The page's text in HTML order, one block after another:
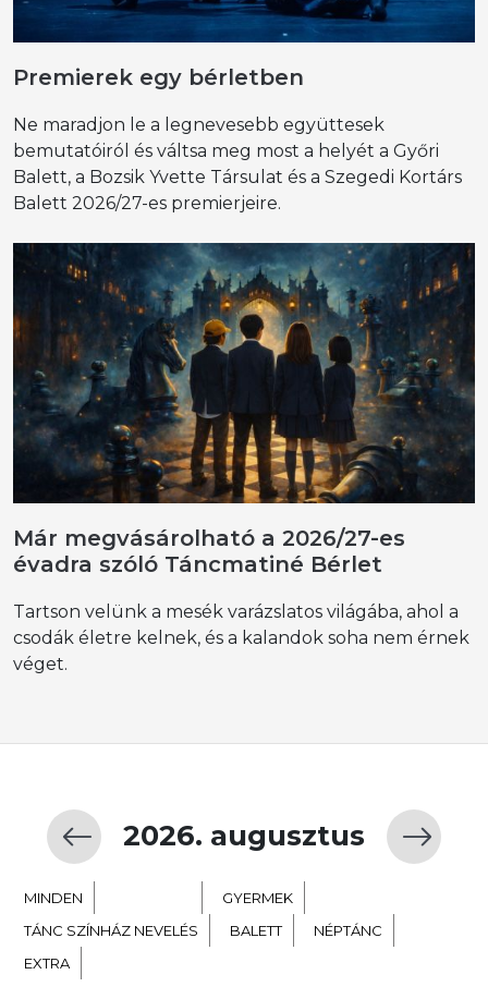
Premierek egy bérletben
Ne maradjon le a legnevesebb együttesek
bemutatóiról és váltsa meg most a helyét a Győri
Balett, a Bozsik Yvette Társulat és a Szegedi Kortárs
Balett 2026/27-es premierjeire.
Már megvásárolható a 2026/27-es
évadra szóló Táncmatiné Bérlet
Tartson velünk a mesék varázslatos világába, ahol a
csodák életre kelnek, és a kalandok soha nem érnek
véget.
2026. augusztus
MINDEN
GYERMEK
TÁNC SZÍNHÁZ NEVELÉS
BALETT
NÉPTÁNC
EXTRA